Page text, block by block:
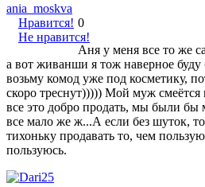
ania_moskva
Нравится!
Не нравится!
0
Аня у меня все то же
а вот живанши я тож наверное буду
возьму комод уже под косметику,
скоро треснут))))) Мой муж смеётся
все это добро продать, мы были
все мало же ж...А если без шуток,
тихоньку продавать то, чем
пользуюсь.